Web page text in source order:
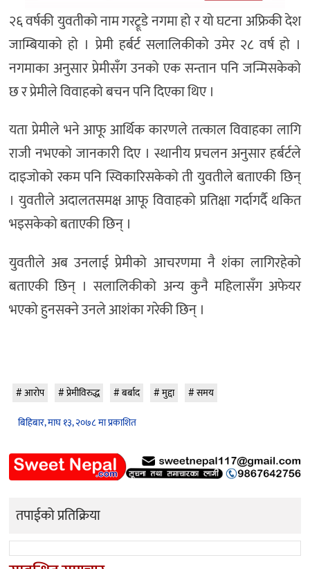
२६ वर्षकी युवतीको नाम गरट्रूडे नगमा हो र यो घटना अफ्रिकी देश
जाम्बियाको हो । प्रेमी हर्बर्ट सलालिकीको उमेर २८ वर्ष हो ।
नगमाका अनुसार प्रेमीसँग उनको एक सन्तान पनि जन्मिसकेको
छ र प्रेमीले विवाहको बचन पनि दिएका थिए ।
यता प्रेमीले भने आफू आर्थिक कारणले तत्काल विवाहका लागि
राजी नभएको जानकारी दिए । स्थानीय प्रचलन अनुसार हर्बर्टले
दाइजोको रकम पनि स्विकारिसकेको ती युवतीले बताएकी छिन्
। युवतीले अदालतसमक्ष आफू विवाहको प्रतिक्षा गर्दागर्दै थकित
भइसकेको बताएकी छिन् ।
युवतीले अब उनलाई प्रेमीको आचरणमा नै शंका लागिरहेको
बताएकी छिन् । सलालिकीको अन्य कुनै महिलासँग अफेयर
भएको हुनसक्ने उनले आशंका गरेकी छिन् ।
आरोप प्रेमीविरुद्ध बर्बाद मुद्दा
समय
बिहिबार, माघ १३, २०७८ मा प्रकाशित
तपाईको प्रतिक्रिया